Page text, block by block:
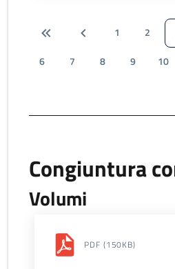
1 2
6
7 8 9 10
Congiuntura
Volumi
PDF (150KB)